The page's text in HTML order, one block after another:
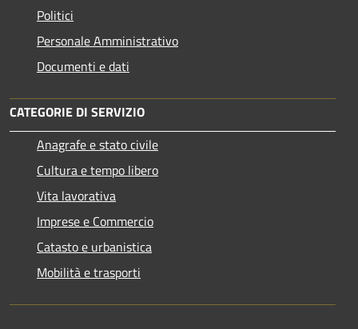
Politici
Personale Amministrativo
Documenti e dati
CATEGORIE DI SERVIZIO
Anagrafe e stato civile
Cultura e tempo libero
Vita lavorativa
Imprese e Commercio
Catasto e urbanistica
Mobilità e trasporti